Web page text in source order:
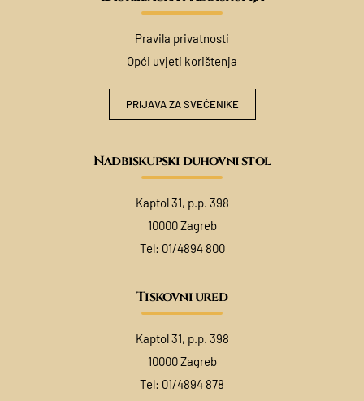
Pravila privatnosti
Opći uvjeti korištenja
PRIJAVA ZA SVEĆENIKE
Nadbiskupski duhovni stol
Kaptol 31, p.p. 398
10000 Zagreb
Tel: 01/4894 800
Tiskovni ured
Kaptol 31, p.p. 398
10000 Zagreb
Tel: 01/4894 878